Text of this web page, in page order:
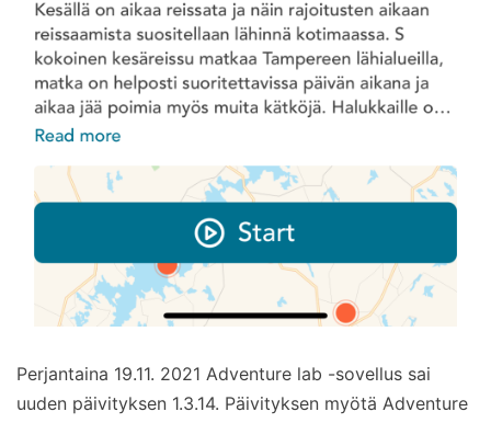
Perjantaina 19.11. 2021 Adventure lab -sovellus sai
uuden päivityksen 1.3.14. Päivityksen myötä Adventure